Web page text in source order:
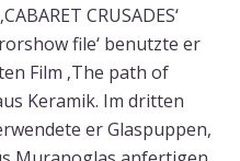
CRUSADES‘
file‘ benutzte er
Film ‚The path of
Keramik. Im dritten
er Glaspuppen,